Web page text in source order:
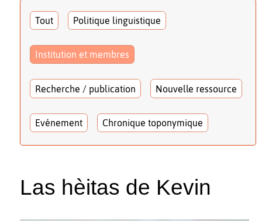
Tout Politique linguistique
Institution et membres
Recherche / publication Nouvelle ressource
Evénement Chronique toponymique
Las hèitas de Kevin